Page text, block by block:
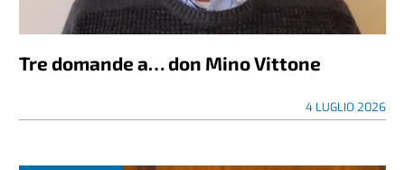
Tre domande a… don Mino Vittone
4 LUGLIO 2026